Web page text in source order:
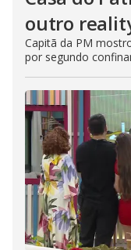
outro
Capitã da PM
por segundo